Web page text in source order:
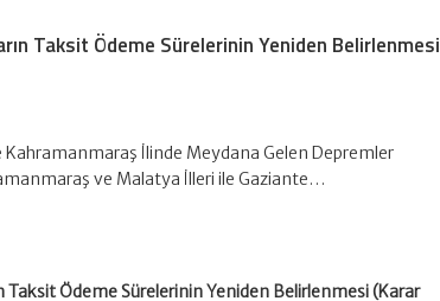
Taksit Ödeme Sürelerinin Yeniden Belirlenmesi
Kahramanmaraş İlinde Meydana Gelen Depremler
ve Malatya İlleri ile Gaziante…
Taksit Ödeme Sürelerinin Yeniden Belirlenmesi (Karar